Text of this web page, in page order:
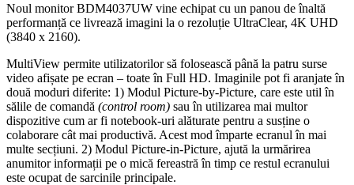
Noul monitor BDM4037UW vine echipat cu un panou de înaltă
performanță ce livrează imagini la o rezoluție UltraClear, 4K UHD
(3840 x 2160).
MultiView permite utilizatorilor să folosească până la patru surse
video afișate pe ecran – toate în Full HD. Imaginile pot fi aranjate în
două moduri diferite: 1) Modul Picture-by-Picture, care este util în
sălile de comandă (control room) sau în utilizarea mai multor
dispozitive cum ar fi notebook-uri alăturate pentru a susține o
colaborare cât mai productivă. Acest mod împarte ecranul în mai
multe secțiuni. 2) Modul Picture-in-Picture, ajută la urmărirea
anumitor informații pe o mică fereastră în timp ce restul ecranului
este ocupat de sarcinile principale.